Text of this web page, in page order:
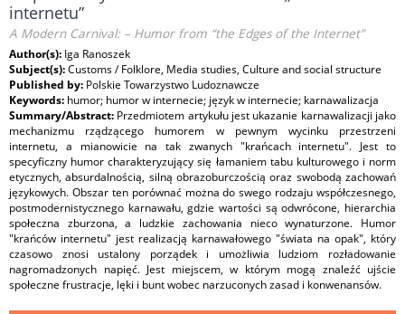
internetu”
A Modern Carnival: – Humor from “the Edges of the Internet”
Author(s): Iga Ranoszek
Subject(s):Customs / Folklore, Media studies, Culture and social structure
Published by: Polskie Towarzystwo Ludoznawcze
Keywords: humor; humor w internecie; język w internecie; karnawalizacja
Summary/Abstract: Przedmiotem artykułu jest ukazanie karnawalizacji jako
mechanizmu rządzącego humorem w pewnym wycinku przestrzeni
internetu, a mianowicie na tak zwanych "krańcach internetu". Jest to
specyficzny humor charakteryzujący się łamaniem tabu kulturowego i norm
etycznych, absurdalnością, silną obrazoburczością oraz swobodą zachowań
językowych. Obszar ten porównać można do swego rodzaju współczesnego,
postmodernistycznego karnawału, gdzie wartości są odwrócone, hierarchia
społeczna zburzona, a ludzkie zachowania nieco wynaturzone. Humor
"krańców internetu" jest realizacją karnawałowego "świata na opak", który
czasowo znosi ustalony porządek i umożliwia ludziom rozładowanie
nagromadzonych napięć. Jest miejscem, w którym mogą znaleźć ujście
społeczne frustracje, lęki i bunt wobec narzuconych zasad i konwenansów.